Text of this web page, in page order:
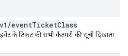
v1 /eventTicketClass
के टिकट की सभी कैटगरी की सूची दिखाता